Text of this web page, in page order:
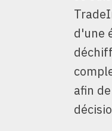
d'une
afin